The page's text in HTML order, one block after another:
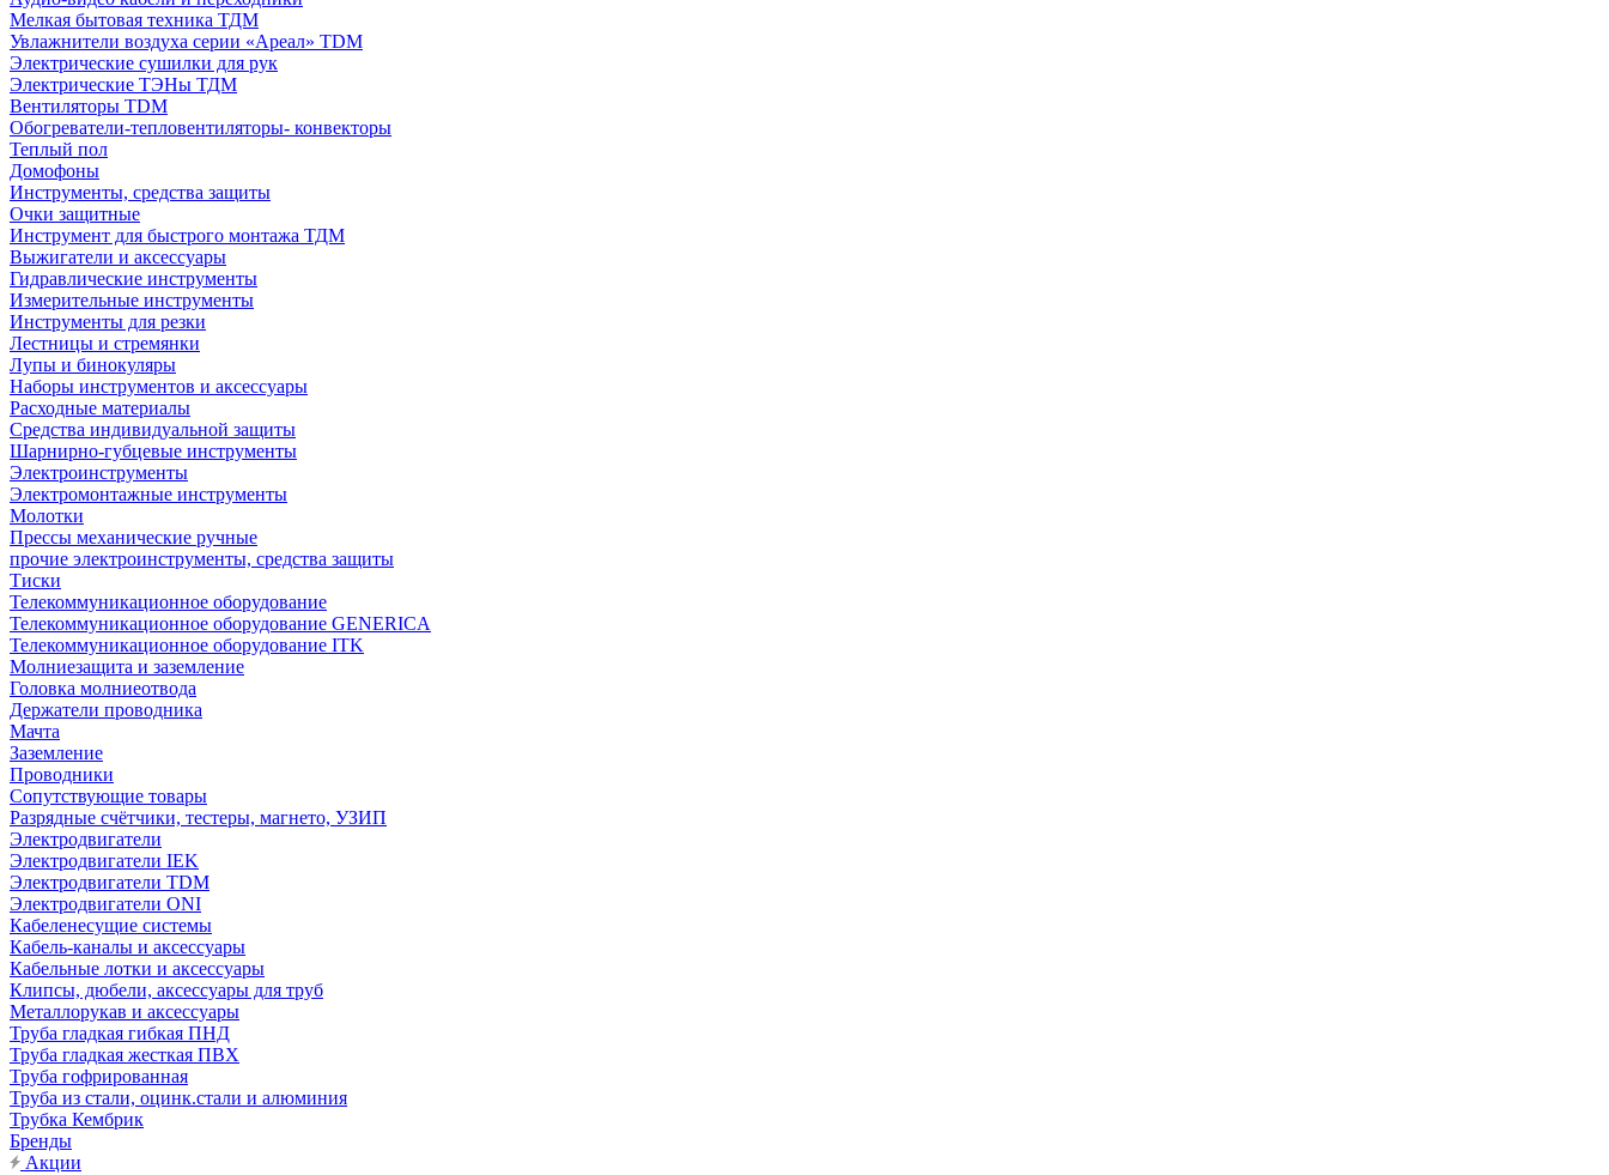
Мелкая бытовая техника ТДМ
Увлажнители воздуха серии «Ареал» TDM
Электрические сушилки для рук
Электрические ТЭНы ТДМ
Вентиляторы TDM
Обогреватели-тепловентиляторы- конвекторы
Теплый пол
Домофоны
Инструменты, средства защиты
Очки защитные
Инструмент для быстрого монтажа ТДМ
Выжигатели и аксессуары
Гидравлические инструменты
Измерительные инструменты
Инструменты для резки
Лестницы и стремянки
Лупы и бинокуляры
Наборы инструментов и аксессуары
Расходные материалы
Средства индивидуальной защиты
Шарнирно-губцевые инструменты
Электроинструменты
Электромонтажные инструменты
Молотки
Прессы механические ручные
прочие электроинструменты, средства защиты
Тиски
Телекоммуникационное оборудование
Телекоммуникационное оборудование GENERICA
Телекоммуникационное оборудование ITK
Молниезащита и заземление
Головка молниеотвода
Держатели проводника
Мачта
Заземление
Проводники
Сопутствующие товары
Разрядные счётчики, тестеры, магнето, УЗИП
Электродвигатели
Электродвигатели IEK
Электродвигатели TDM
Электродвигатели ONI
Кабеленесущие системы
Кабель-каналы и аксессуары
Кабельные лотки и аксессуары
Клипсы, дюбели, аксессуары для труб
Металлорукав и аксессуары
Труба гладкая гибкая ПНД
Труба гладкая жесткая ПВХ
Труба гофрированная
Труба из стали, оцинк.стали и алюминия
Трубка Кембрик
Бренды
Акции